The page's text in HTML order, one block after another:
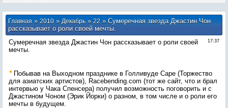
Главная»2010 » Декабрь » 22» Сумеречная звезда Джастин Чон
рассказывает о роли своей мечты.
17:37
Сумеречная звезда Джастин Чон рассказывает о роли своей
мечты.
Побывав на Выходном празднике в Голливуде Cape (Торжество
для азиатских артистов), Racebending.com (тот же сайт, что и брал
интервью у Чака Спенсера) получил возможность поговорить и с
Джастином Чоном (Эрик Йорки) о разном, в том числе и о роли его
мечты в будущем.